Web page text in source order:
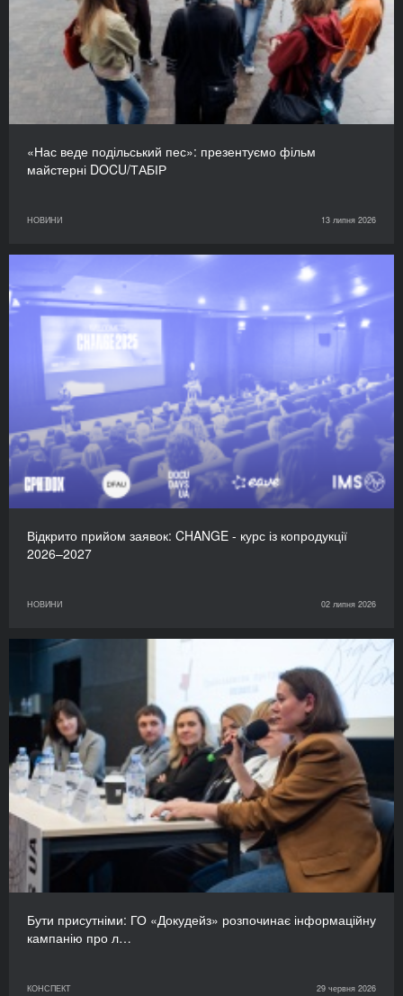
«Нас веде подільський пес»: презентуємо фільм
майстерні DOCU/ТАБІР
НОВИНИ 13 липня 2026
Відкрито прийом заявок: CHANGE - курс із копродукції
2026–2027
НОВИНИ 02 липня 2026
Бути присутніми: ГО «Докудейз» розпочинає інформаційну
кампанію про л…
КОНСПЕКТ 29 червня 2026